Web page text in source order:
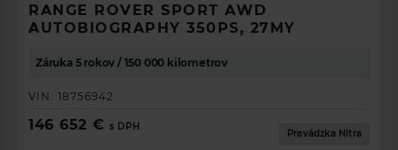
RANGE ROVER SPORT AWD
AUTOBIOGRAPHY 350PS, 27MY
Záruka 5 rokov / 150 000 kilometrov
VIN: 18756942
146 652 € s DPH
Prevádzka Nitra